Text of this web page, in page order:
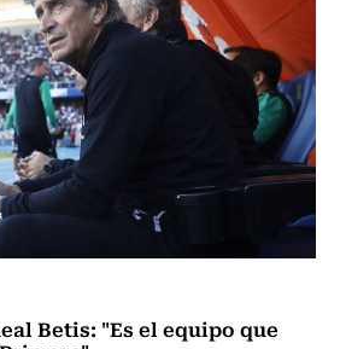
Betis: "Es el equipo que